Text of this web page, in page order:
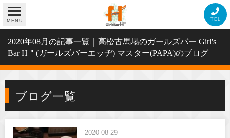
MENU TEL
2020年08月の記事一覧｜高松古馬場のガールズバー Girl's
Bar H＂(ガールズバーエッヂ) マスター(PAPA)のブログ
ブログ一覧
2020-08-29